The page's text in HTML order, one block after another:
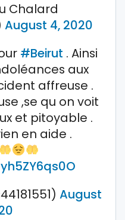
Chalard
August 4, 2020
#Beirut . Ainsi
aux
affreuse .
,se qu on voit
et pitoyable .
en aide .
August